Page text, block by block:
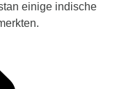
einige indische